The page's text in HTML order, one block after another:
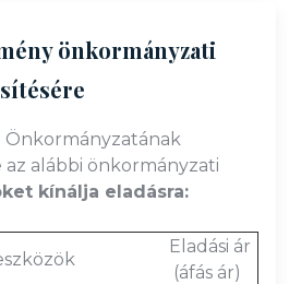
önkormányzati
Önkormányzatának
alábbi önkormányzati
kínálja eladásra:
Eladási ár
(áfás ár)